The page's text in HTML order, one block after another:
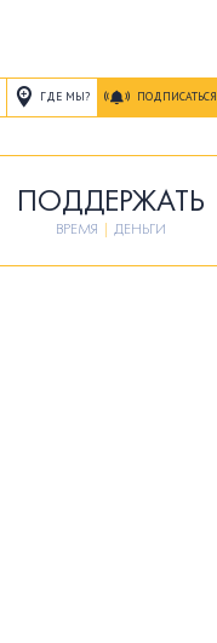
ГДЕ МЫ? ПОДПИСАТЬСЯ
ПОДДЕРЖАТЬ
ВРЕМЯ | ДЕНЬГИ